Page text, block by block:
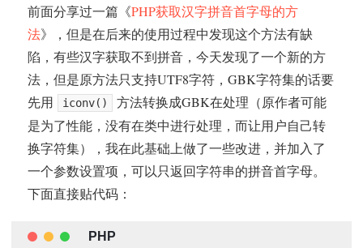
前面分享过一篇《PHP获取汉字拼音首字母的方
法》，但是在后来的使用过程中发现这个方法有缺
陷，有些汉字获取不到拼音，今天发现了一个新的方
法，但是原方法只支持UTF8字符，GBK字符集的话要
先用
iconv()
方法转换成GBK在处理（原作者可能
是为了性能，没有在类中进行处理，而让用户自己转
换字符集），我在此基础上做了一些改进，并加入了
一个参数设置项，可以只返回字符串的拼音首字母。
下面直接贴代码：